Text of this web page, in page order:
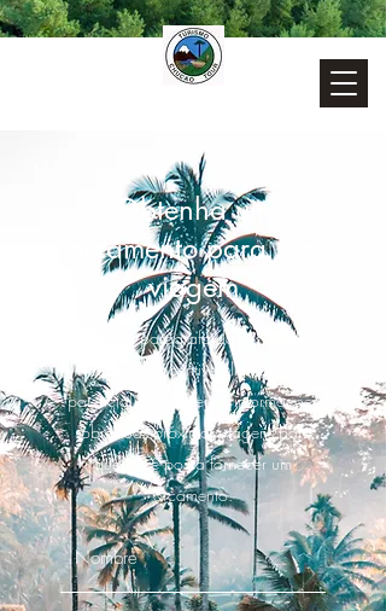
Obtenha um
orçamento para sua
viagem
Este é o parágrafo da seção de
citações. Incentive clientes em
potencial a fornecerem informações
sobre suas próximas viagens para
que você possa fornecer um
orçamento.